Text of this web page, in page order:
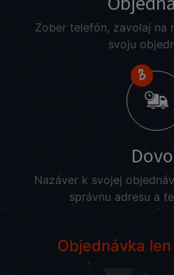
Zober telefón, zavolaj na
svoju
Nazáver k svojej
správnu adresu a
Objednávka